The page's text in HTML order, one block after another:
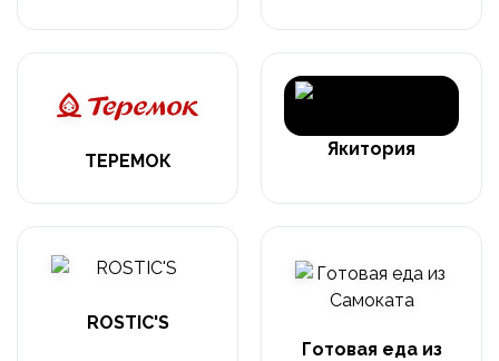
ТЕРЕМОК
Якитория
ROSTIC'S
Готовая еда из